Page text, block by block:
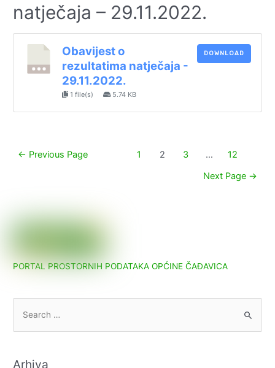
natječaja – 29.11.2022.
Obavijest o
rezultatima natječaja -
29.11.2022.
1 file(s) 5.74 KB
DOWNLOAD
Paginacija
← Previous Page 1 2 3 …
12
Next Page →
PORTAL PROSTORNIH PODATAKA OPĆINE ČAĐAVICA
Arhiva